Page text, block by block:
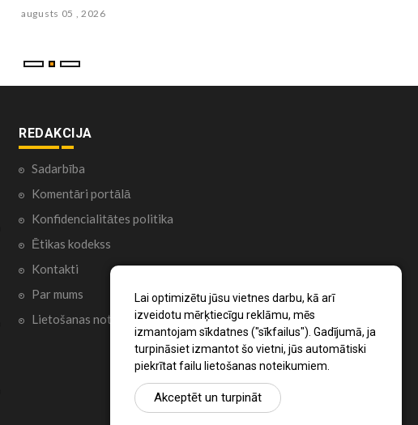
Lai optimizētu jūsu vietnes darbu, kā arī
izveidotu mērķtiecīgu reklāmu, mēs
izmantojam sīkdatnes ("sīkfailus"). Gadījumā, ja
turpināsiet izmantot šo vietni, jūs automātiski
piekrītat failu lietošanas noteikumiem.
Akceptēt un turpināt
augusts 05 , 2026
REDAKCIJA
Sadarbība
Komentāri portālā
Konfidencialitātes politika
Ētikas kodekss
Kontakti
Par mums
Lietošanas noteikumi